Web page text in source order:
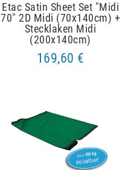
Etac Satin Sheet Set "Midi
70" 2D Midi (70x140cm) +
Stecklaken Midi
(200x140cm)
169,60 €